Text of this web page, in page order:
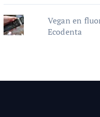
Vegan en
Ecodenta